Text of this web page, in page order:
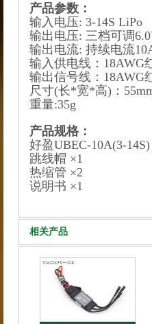
产品参数：
输入电压: 3-14S LiPo
输出电压: 三档可调
输出电流: 持续电流
输入供电线：18AWG
输出信号线：18AWG
尺寸(长*宽*高)：
重量:35g
产品规格：
好盈UBEC-10A(3-
跳线帽 ×1
热缩管 ×2
说明书 ×1
相关产品